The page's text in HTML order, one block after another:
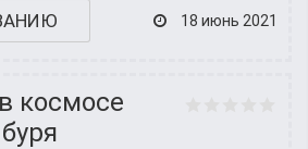
18 июнь 2021
космосе